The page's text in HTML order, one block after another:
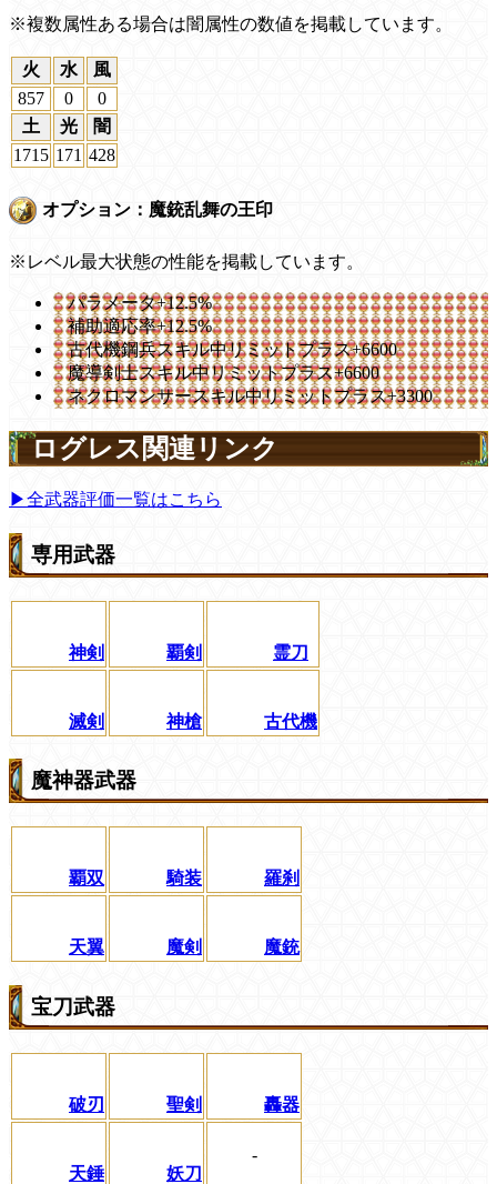
※複数属性ある場合は闇属性の数値を掲載しています。
火 水
風
857
0
0
土
光
闇
1715 171 428
オプション：魔銃乱舞の王印
※レベル最大状態の性能を掲載しています。
パラメータ+12.5%
補助適応率+12.5%
古代機鋼兵スキル中リミットプラス+6600
魔導剣士スキル中リミットプラス+6600
ネクロマンサースキル中リミットプラス+3300
ログレス関連リンク
▶全武器評価一覧はこちら
専用武器
神剣 覇剣 霊刀
滅剣 神槍 古代機
魔神器武器
覇双 騎装 羅刹
天翼 魔剣 魔銃
宝刀武器
破刃 聖剣 轟器
天錘 妖刀
-